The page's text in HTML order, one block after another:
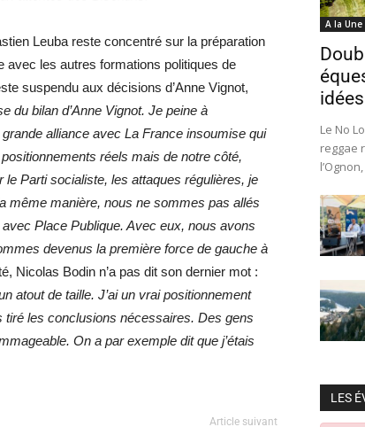
Leuba reste concentré sur la préparation
avec les autres formations politiques de
suspendu aux décisions d’Anne Vignot,
du bilan d’Anne Vignot. Je peine à
alliance avec La France insoumise qui
réels mais de notre côté,
Parti socialiste, les attaques régulières, je
même manière, nous ne sommes pas allés
Place Publique. Avec eux, nous avons
devenus la première force de gauche à
Nicolas Bodin n’a pas dit son dernier mot :
atout de taille. J’ai un vrai positionnement
tiré les conclusions nécessaires. Des gens
On a par exemple dit que j’étais
Article suivant
A la Une
Le No
reggae
LES